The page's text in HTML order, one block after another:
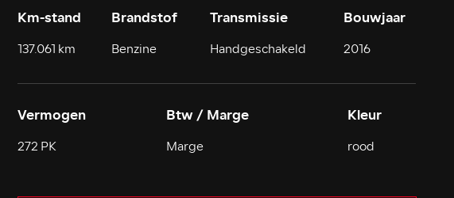
Km-stand
137.061 km
Brandstof
Benzine
Transmissie
Handgeschakeld
Bouwjaar
2016
Vermogen
272 PK
Btw / Marge
Marge
Kleur
rood